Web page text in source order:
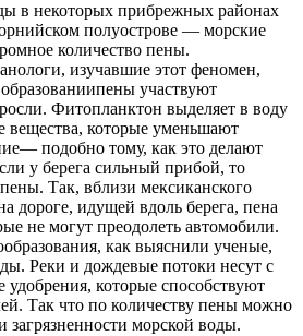
в некоторых прибрежных районах
полуострове — морские
количество пены.
изучавшие этот феномен,
участвуют
Фитопланктон выделяет в воду
вещества, которые уменьшают
подобно тому, как это делают
у берега сильный прибой, то
Так, вблизи мексиканского
дороге, идущей вдоль берега, пена
не могут преодолеть автомобили.
как выяснили ученые,
Реки и дождевые потоки несут с
которые способствуют
Так что по количеству пены можно
загрязненности морской воды.